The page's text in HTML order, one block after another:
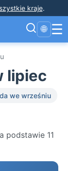
kraje.
🌐 ☰
lipiec
we wrześniu
podstawie 11